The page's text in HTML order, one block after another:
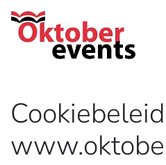
Skip to main content